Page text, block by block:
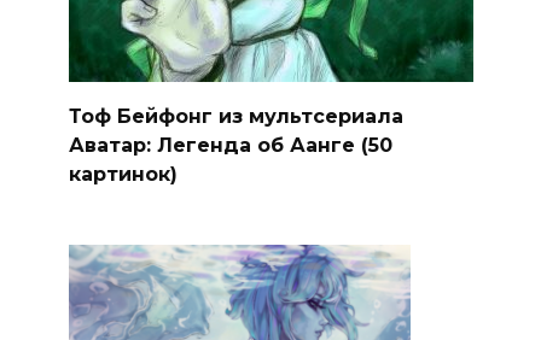
Тоф Бейфонг из мультсериала
Аватар: Легенда об Аанге (50
картинок)